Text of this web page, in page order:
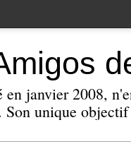
en janvier 2008,
unique